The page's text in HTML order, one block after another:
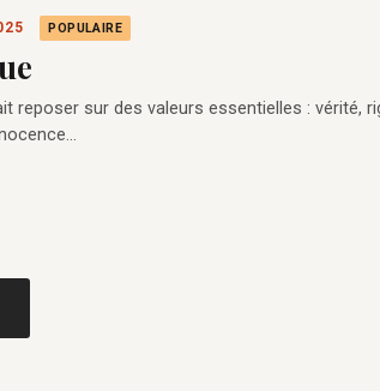
POPULAIRE
reposer sur des valeurs essentielles : vérité,